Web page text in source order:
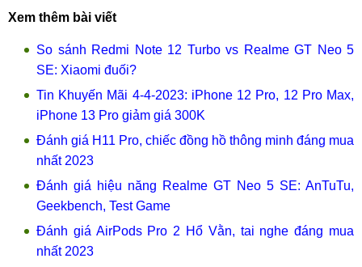
Xem thêm bài viết
So sánh Redmi Note 12 Turbo vs Realme GT Neo 5
SE: Xiaomi đuối?
Tin Khuyến Mãi 4-4-2023: iPhone 12 Pro, 12 Pro Max,
iPhone 13 Pro giảm giá 300K
Đánh giá H11 Pro, chiếc đồng hồ thông minh đáng mua
nhất 2023
Đánh giá hiệu năng Realme GT Neo 5 SE: AnTuTu,
Geekbench, Test Game
Đánh giá AirPods Pro 2 Hổ Vằn, tai nghe đáng mua
nhất 2023